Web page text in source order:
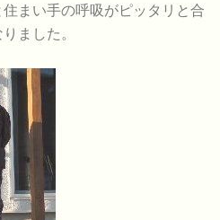
まい手の呼吸がピッタリと合
ました。